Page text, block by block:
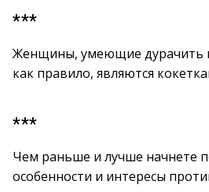
***
Женщины, умеющие дурачить
как правило, являются
***
Чем раньше и лучше начнете
особенности и интересы